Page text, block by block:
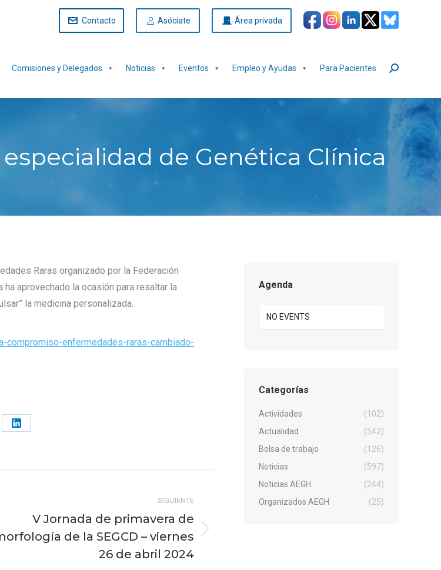
Contacto Asóciate Área privada
Comisiones y Delegados Noticias Eventos Empleo y Ayudas Para Pacientes Buscar:
de Genética Clínica
Raras organizado por la Federación
ha aprovechado la ocasión para resaltar la
la medicina personalizada.
enfermedades-raras-cambiado-
Share
SIGUIENTE
V Jornada de primavera de
de la SEGCD – viernes
26 de abril 2024
Agenda
NO EVENTS
Categorías
Actividades
(102)
Actualidad
(542)
Bolsa de trabajo
(126)
Noticias
(597)
Noticias AEGH
(244)
Organizados AEGH
(25)